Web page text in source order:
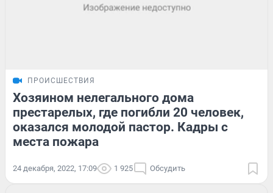
ПРОИСШЕСТВИЯ
Хозяином нелегального дома
престарелых, где погибли 20 человек,
оказался молодой пастор. Кадры с
места пожара
24 декабря, 2022, 17:09 1 925 Обсудить